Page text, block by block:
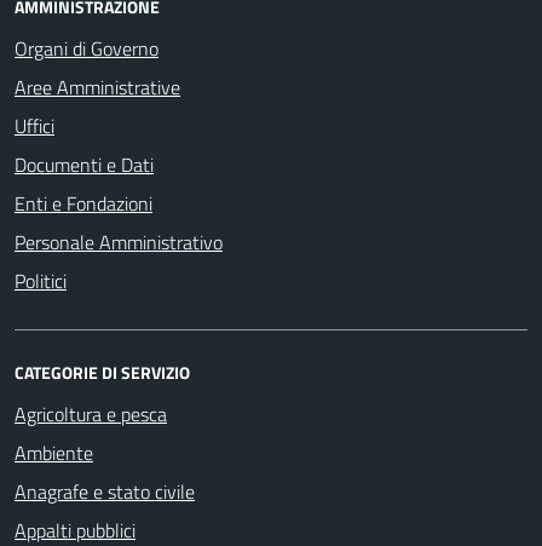
AMMINISTRAZIONE
Organi di Governo
Aree Amministrative
Uffici
Documenti e Dati
Enti e Fondazioni
Personale Amministrativo
Politici
CATEGORIE DI SERVIZIO
Agricoltura e pesca
Ambiente
Anagrafe e stato civile
Appalti pubblici